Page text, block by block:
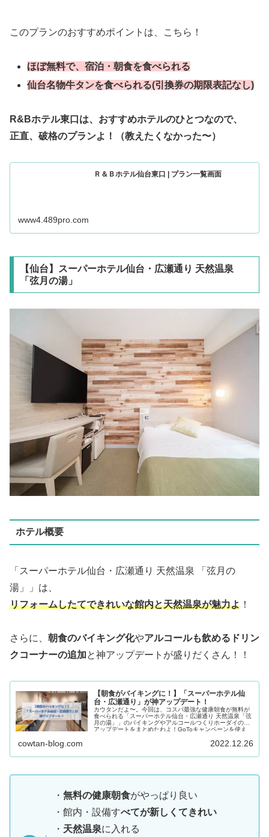
このプランのおすすめポイントは、こちら！
ほぼ無料で、宿泊・朝食を食べられる
仙台名物牛タンを食べられる(引換券の期限表記なし)
R&Bホテル東口は、おすすめホテルのひとつなので、
正直、破格のプランよ！（教えたくなかった〜）
Ｒ＆Ｂホテル仙台東口 | プラン一覧画面
www4.489pro.com
【仙台】スーパーホテル仙台・広瀬通り 天然温泉
「弦月の湯」
ホテル概要
「スーパーホテル仙台・広瀬通り 天然温泉 「弦月の
湯」」は、
リフォームしたてできれいな館内と天然温泉が魅力よ ！
さらに、 朝食のバイキング化やアルコールも飲めるドリン
クコーナーの追加と神アップデートが盛りだくさん！！
【朝食がバイキングに！】「スーパーホテル仙
台・広瀬通り」が神アップデート！
カウタンだよ〜。今回は、コスパ最強な健康朝食が無料が
食べられる「スーパーホテル仙台・広瀬通り 天然温泉「弦
月の湯」」のバイキングやアルコールつくりホーダイの神
アップデートをまとめたわよ！GoToキャンペーンを使え
cowtan-blog.com 2022.12.26
・ 無料の健康朝食がやっぱり良い
・館内・設備すべてが新しくてきれい
・ 天然温泉に入れる